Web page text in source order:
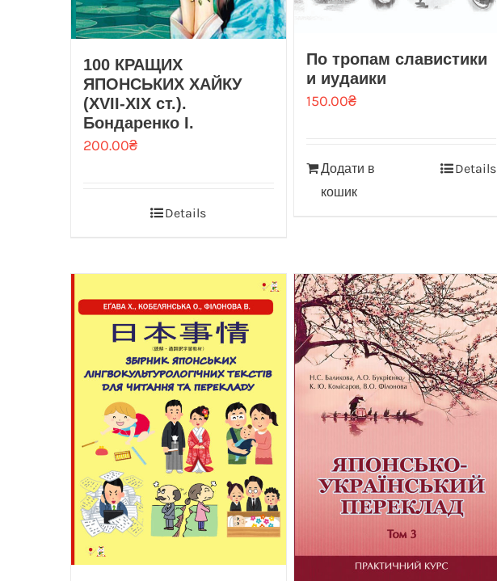
100 КРАЩИХ
ЯПОНСЬКИХ ХАЙКУ
(XVII-XIX ст.).
Бондаренко І.
200.00₴
Details
По тропам славистики
и иудаики
150.00₴
Додати в
кошик
Details